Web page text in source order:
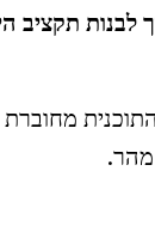
לבנות תקציב
מחוברת